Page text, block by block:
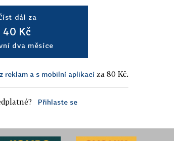
dál za
40 Kč
dva měsíce
reklam a s mobilní aplikací za 80 Kč.
Přihlaste se